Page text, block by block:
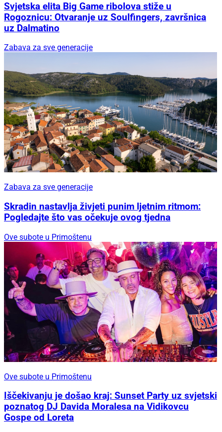
Svjetska elita Big Game ribolova stiže u
Rogoznicu: Otvaranje uz Soulfingers, završnica
uz Dalmatino
Zabava za sve generacije
Zabava za sve generacije
Skradin nastavlja živjeti punim ljetnim ritmom:
Pogledajte što vas očekuje ovog tjedna
Ove subote u Primoštenu
Ove subote u Primoštenu
Iščekivanju je došao kraj: Sunset Party uz svjetski
poznatog DJ Davida Moralesa na Vidikovcu
Gospe od Loreta